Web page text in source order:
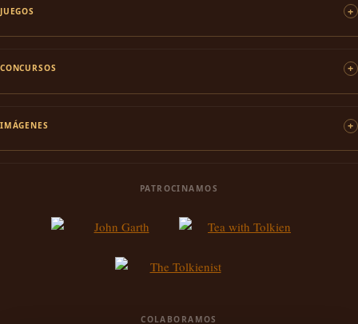
JUEGOS
CONCURSOS
IMÁGENES
PATROCINAMOS
COLABORAMOS